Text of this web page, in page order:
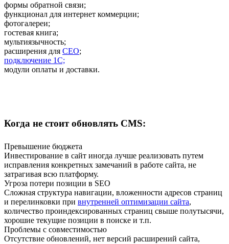
формы обратной связи;
функционал для интернет коммерции;
фотогалереи;
гостевая книга;
мультиязычность;
расширения для СЕО;
подключение 1С;
модули оплаты и доставки.
Когда не стоит обновлять CMS:
Превышение бюджета
Инвестирование в сайт иногда лучше реализовать путем
исправления конкретных замечаний в работе сайта, не
затрагивая всю платформу.
Угроза потери позиции в SEO
Сложная структура навигации, вложенности адресов страниц
и перелинковки при внутренней оптимизации сайта,
количество проиндексированных страниц свыше полутысячи,
хорошие текущие позиции в поиске и т.п.
Проблемы с совместимостью
Отсутствие обновлений, нет версий расширений сайта,